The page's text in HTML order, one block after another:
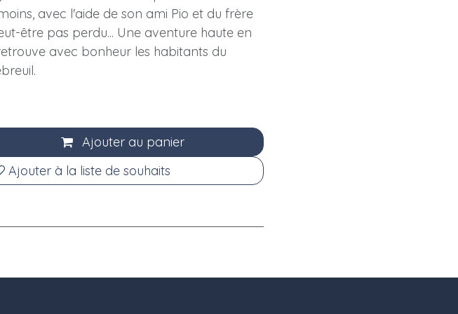
avec l'aide de son ami Pio et du frère
être pas perdu... Une aventure haute en
avec bonheur les habitants du
Ajouter au panier
Ajouter à la liste de souhaits